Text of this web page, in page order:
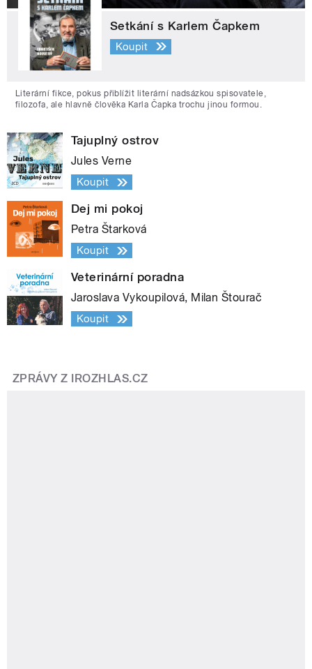
Setkání s Karlem Čapkem
Koupit
Literární fikce, pokus přiblížit literární nadsázkou spisovatele,
filozofa, ale hlavně člověka Karla Čapka trochu jinou formou.
Tajuplný ostrov
Jules Verne
Koupit
Dej mi pokoj
Petra Štarková
Koupit
Veterinární poradna
Jaroslava Vykoupilová, Milan Štourač
Koupit
ZPRÁVY Z IROZHLAS.CZ